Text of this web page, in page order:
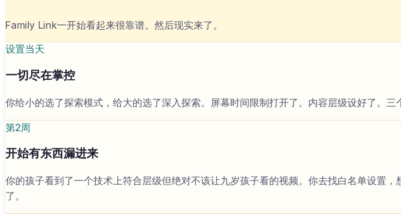
Family Link一开始看起来很靠谱。然后现实来了。
设置当天
一切尽在掌控
你给小的选了探索模式，给大的选了深入探索。屏幕时间限制打开了。内容层级设好了。三
第2周
开始有东西漏进来
你的孩子看到了一个技术上符合层级但绝对不该让九岁孩子看的视频。你去找白名单设置
了。